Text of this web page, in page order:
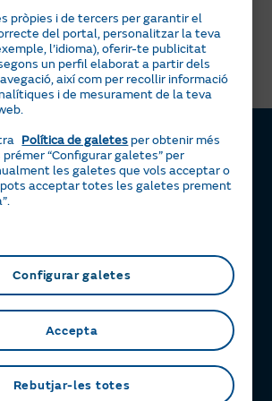
Naturgy Clientes
Empresas, S.A.U.
Luz
a KWh
energètic
i Moeve
pròpies i de tercers per garantir el
del portal, personalitzar la teva
l’idioma), oferir-te publicitat
un perfil elaborat a partir dels
així com per recollir informació
i de mesurament de la teva
Política de galetes per obtenir més
“Configurar galetes” per
les galetes que vols acceptar o
pots acceptar totes les galetes prement
Configurar galetes
Rebutjar-les totes
Accepta